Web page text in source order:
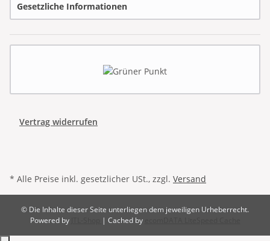
Gesetzliche Informationen
Vertrag widerrufen
* Alle Preise inkl. gesetzlicher USt., zzgl. Versand
© Die Inhalte dieser Seite unterliegen dem jeweiligen Urheberrecht.
Powered by
| Cached by